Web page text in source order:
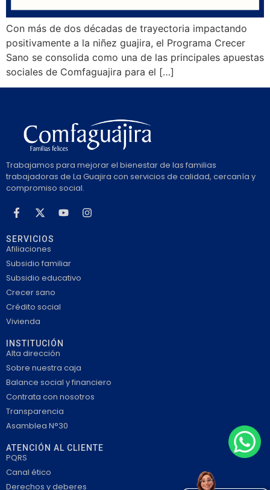
Con más de dos décadas de trayectoria impactando
positivamente a la niñez guajira, el Programa Crecer
Sano se consolida como una de las principales apuestas
sociales de Comfaguajira para el […]
Trabajamos para mejorar el bienestar de las familias
trabajadoras de La Guajira con servicios de calidad, cercanía y
compromiso social.
SERVICIOS
Afiliaciones
Subsidio familiar
Subsidio educativo
Crecer sano
Crédito social
Vivienda
INSTITUCIÓN
Alta dirección
Sobre nuestra caja
Balance social y financiero
Contrata con nosotros
Transparencia
Asamblea N°30
ATENCIÓN AL CLIENTE
PQRS
Canal ético
Derechos y deberes